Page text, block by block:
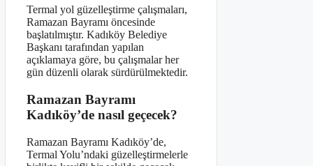
Termal yol güzelleştirme çalışmaları,
Ramazan Bayramı öncesinde
başlatılmıştır. Kadıköy Belediye
Başkanı tarafından yapılan
açıklamaya göre, bu çalışmalar her
gün düzenli olarak sürdürülmektedir.
Ramazan Bayramı
Kadıköy’de nasıl geçecek?
Ramazan Bayramı Kadıköy’de,
Termal Yolu’ndaki güzelleştirmelerle